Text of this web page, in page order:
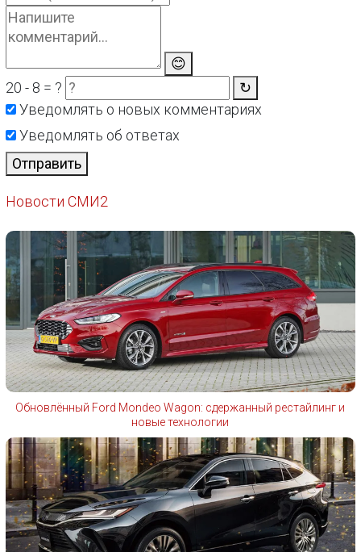
😊
20 - 8 = ?
↻
Уведомлять о новых комментариях
Уведомлять об ответах
Отправить
Новости СМИ2
Обновлённый Ford Mondeo Wagon: сдержанный рестайлинг и
новые технологии